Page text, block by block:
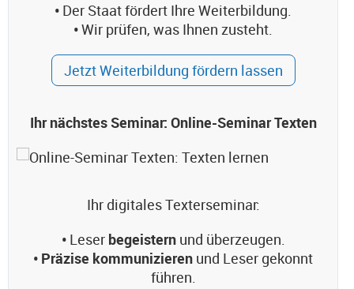
• Der Staat fördert Ihre Weiterbildung.
•Wir prüfen, was Ihnen zusteht.
Jetzt Weiterbildung fördern lassen
Ihr nächstes Seminar: Online-Seminar Texten
Ihr digitales Texterseminar:
• Leser begeistern und überzeugen.
• Präzise kommunizieren und Leser gekonnt
führen.